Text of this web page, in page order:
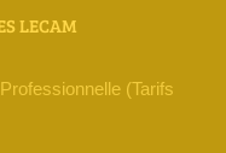
LECAM
(Tarifs